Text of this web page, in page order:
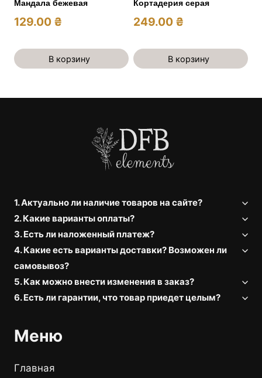
Мандала бежевая
129.00 ₴
В корзину
Кортадерия серая
249.00 ₴
В корзину
1. Актуально ли наличие товаров на сайте?
2. Какие варианты оплаты?
3. Есть ли наложенный платеж?
4. Какие есть варианты доставки? Возможен ли
самовывоз?
5. Как можно внести изменения в заказ?
6. Есть ли гарантии, что товар приедет целым?
Меню
Главная